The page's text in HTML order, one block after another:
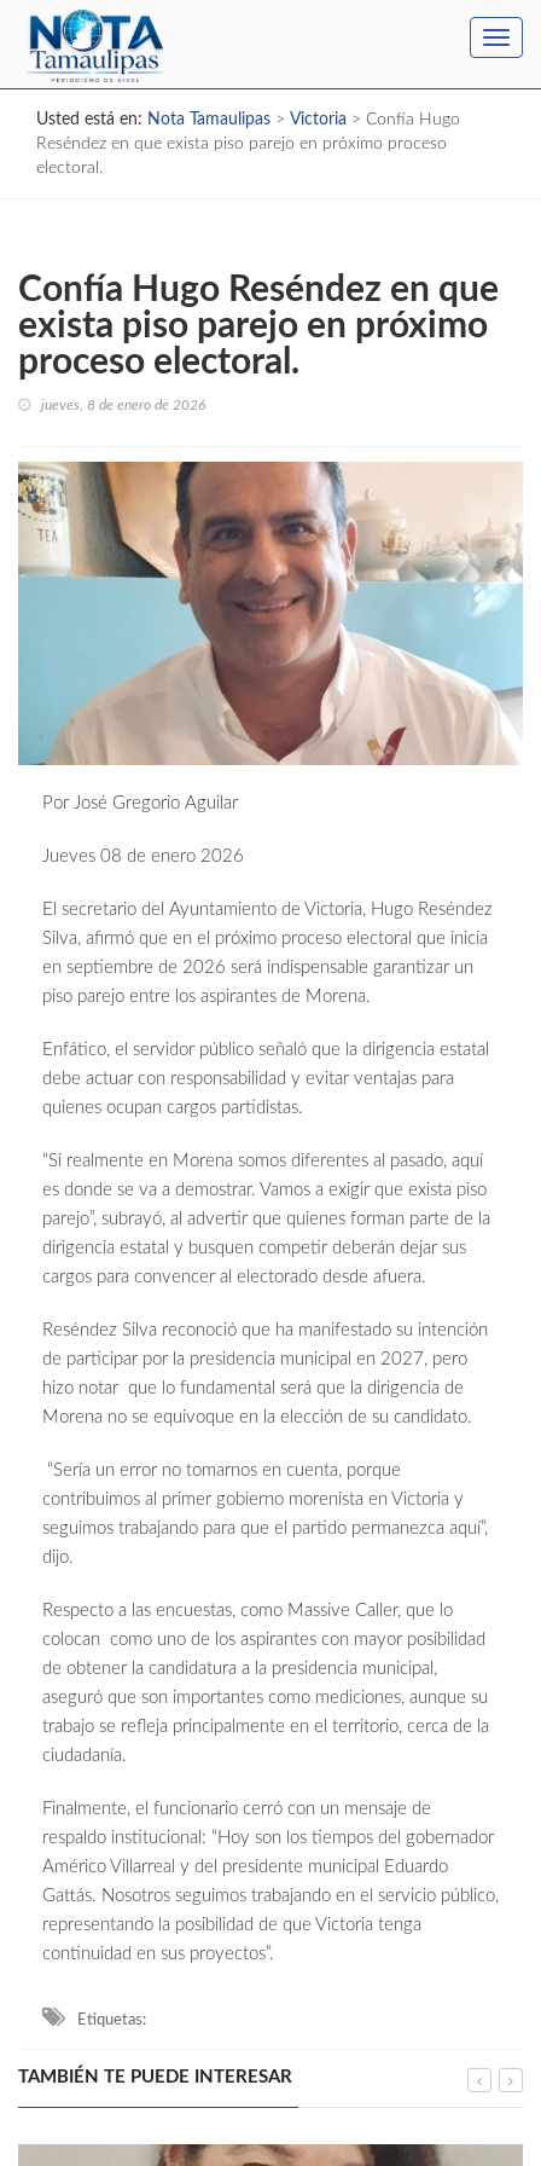
Usted está en: Nota Tamaulipas > Victoria > Confía Hugo
Reséndez en que exista piso parejo en próximo proceso
electoral.
Confía Hugo Reséndez en que
exista piso parejo en próximo
proceso electoral.
jueves, 8 de enero de 2026
Por José Gregorio Aguilar
Jueves 08 de enero 2026
El secretario del Ayuntamiento de Victoria, Hugo Reséndez
Silva, afirmó que en el próximo proceso electoral que inicia
en septiembre de 2026 será indispensable garantizar un
piso parejo entre los aspirantes de Morena.
Enfático, el servidor público señaló que la dirigencia estatal
debe actuar con responsabilidad y evitar ventajas para
quienes ocupan cargos partidistas.
“Si realmente en Morena somos diferentes al pasado, aquí
es donde se va a demostrar. Vamos a exigir que exista piso
parejo”, subrayó, al advertir que quienes forman parte de la
dirigencia estatal y busquen competir deberán dejar sus
cargos para convencer al electorado desde afuera.
Reséndez Silva reconoció que ha manifestado su intención
de participar por la presidencia municipal en 2027, pero
hizo notar que lo fundamental será que la dirigencia de
Morena no se equivoque en la elección de su candidato.
“Sería un error no tomarnos en cuenta, porque
contribuimos al primer gobierno morenista en Victoria y
seguimos trabajando para que el partido permanezca aquí”,
dijo.
Respecto a las encuestas, como Massive Caller, que lo
colocan como uno de los aspirantes con mayor posibilidad
de obtener la candidatura a la presidencia municipal,
aseguró que son importantes como mediciones, aunque su
trabajo se refleja principalmente en el territorio, cerca de la
ciudadanía.
Finalmente, el funcionario cerró con un mensaje de
respaldo institucional: “Hoy son los tiempos del gobernador
Américo Villarreal y del presidente municipal Eduardo
Gattás. Nosotros seguimos trabajando en el servicio público,
representando la posibilidad de que Victoria tenga
continuidad en sus proyectos”.
Etiquetas:
TAMBIÉN TE PUEDE INTERESAR